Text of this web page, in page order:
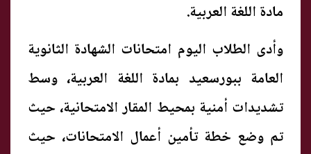
مادة اللغة العربية.
وأدى الطلاب اليوم امتحانات الشهادة الثانوية
العامة ببورسعيد بمادة اللغة العربية، وسط
تشديدات أمنية بمحيط المقار الامتحانية، حيث
تم وضع خطة تأمين أعمال الامتحانات، حيث